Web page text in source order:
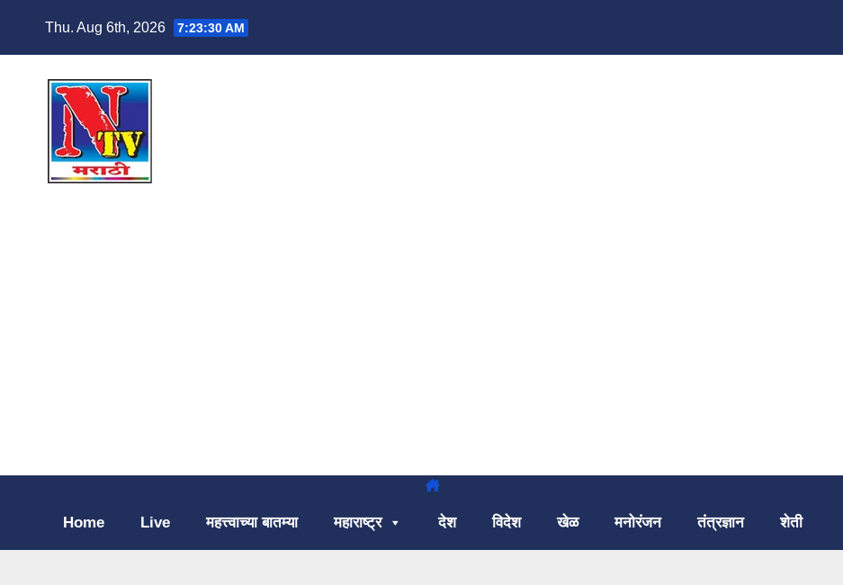
Thu. Aug 6th, 2026 7:23:31 AM
Home Live महत्त्वाच्या बातम्या महाराष्ट्र देश विदेश खेळ मनोरंजन तंत्रज्ञान शेती